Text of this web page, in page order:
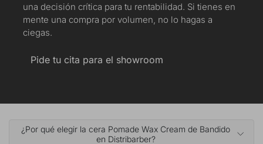
una decisión crítica para tu rentabilidad. Si tienes en
mente una compra por volumen, no lo hagas a
ciegas.
Pide tu cita para el showroom
¿Por qué elegir la cera Pomade Wax Cream de Bandido
en Distribarber?